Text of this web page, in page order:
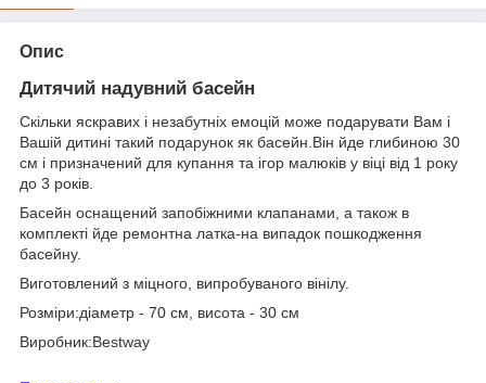
Опис
Дитячий надувний басейн
Скільки яскравих і незабутніх емоцій може подарувати Вам і
Вашій дитині такий подарунок як басейн.Він йде глибиною 30
см і призначений для купання та ігор малюків у віці від 1 року
до 3 років.
Басейн оснащений запобіжними клапанами, а також в
комплекті йде ремонтна латка-на випадок пошкодження
басейну.
Виготовлений з міцного, випробуваного вінілу.
Розміри:діаметр - 70 см, висота - 30 см
Виробник:Bestway